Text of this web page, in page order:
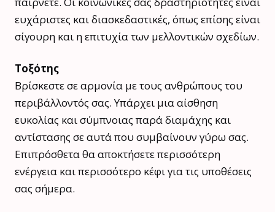
ευχάριστες και διασκεδαστικές, όπως επίσης είναι
σίγουρη και η επιτυχία των μελλοντικών σχεδίων.
Τοξότης
Βρίσκεστε σε αρμονία με τους ανθρώπους του
περιβάλλοντός σας. Υπάρχει μια αίσθηση
ευκολίας και σύμπνοιας παρά διαμάχης και
αντίστασης σε αυτά που συμβαίνουν γύρω σας.
Επιπρόσθετα θα αποκτήσετε περισσότερη
ενέργεια και περισσότερο κέφι για τις υποθέσεις
σας σήμερα.